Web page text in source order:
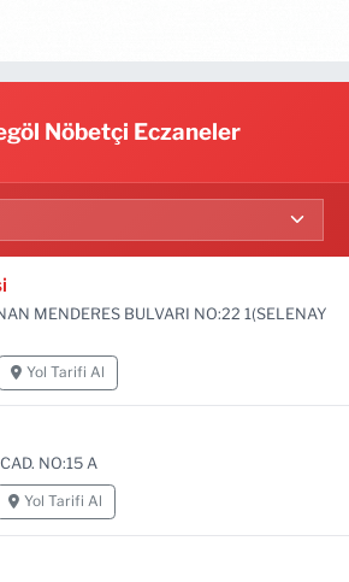
Nöbetçi Eczaneler
MENDERES BULVARI NO:22 1(SELENAY
Yol Tarifi Al
NO:15 A
Yol Tarifi Al